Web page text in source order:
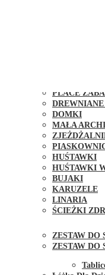
PLACE
DOMKI
MAŁA
HUŚTAWKI
HUŚTAWKI
BUJAKI
KARUZELE
LINARIA
ŚCIEŻKI
ZESTAW DO
ZESTAW DO